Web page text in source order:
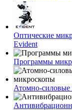
Оптические
Evident
Программы
Атомно-